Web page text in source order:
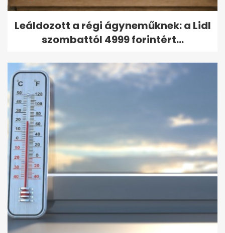
Leáldozott a régi ágyneműknek: a Lidl
szombattól 4999 forintért...